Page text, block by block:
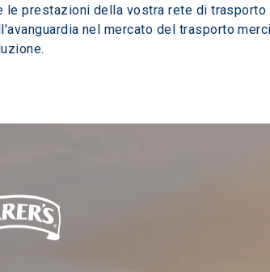
le prestazioni della vostra rete di trasporto
nel mercato del trasporto